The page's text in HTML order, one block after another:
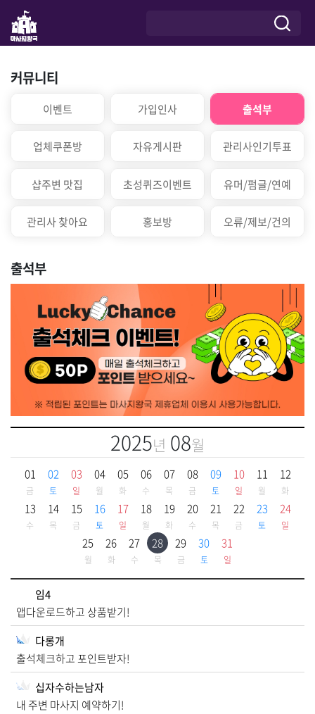
커뮤니티
이벤트 가입인사 출석부
업체쿠폰방 자유게시판 관리사인기투표
샵주변 맛집 초성퀴즈이벤트 유머/펌글/연예
관리사 찾아요 홍보방 오류/제보/건의
출석부
2025년 08월
01
금
02
토
03
일
04
월
05
화
06
수
07
목
08
금
09
토
10
일
11
월
12
화
13
수
14
목
15
금
16
토
17
일
18
월
19
화
20
수
21
목
22
금
23
토
24
일
25
월
26
화
27
수
28
목
29
금
30
토
31
일
임4
앱다운로드하고 상품받기!
다롱개
출석체크하고 포인트받자!
십자수하는남자
내 주변 마사지 예약하기!